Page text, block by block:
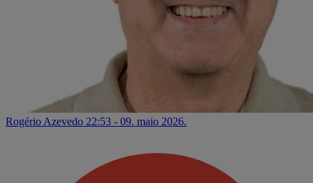
Rogério Azevedo 22:53 - 09. maio 2026.